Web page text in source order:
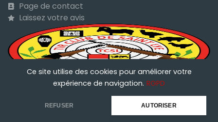
Ce site utilise des cookies pour améliorer votre
expérience de navigation. RGPD
REFUSER AUTORISER
Page de contact
Laissez votre avis
Tir Club Saint Lyé